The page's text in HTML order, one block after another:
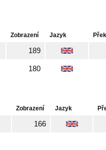
Zobrazení Jazyk
189
180
Zobrazení Jazyk
166